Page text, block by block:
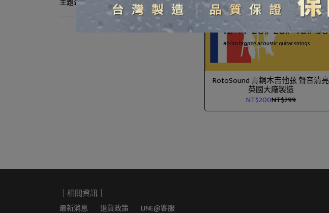
RotoSound 青銅木吉他弦 聲音清亮
英國大廠製造
NT$200NT$299
｜相關資訊｜
最新消息 退貨政策 LINE@客服